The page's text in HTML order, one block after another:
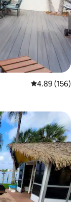
Calificación
4.89 (156)